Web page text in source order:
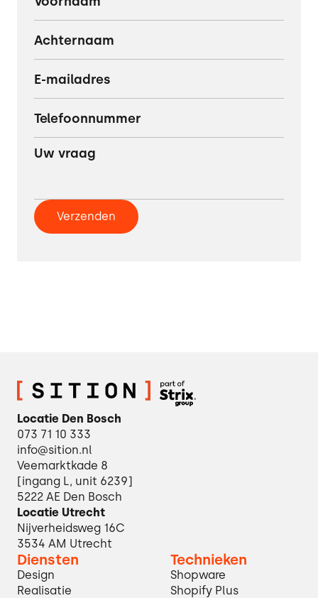
Locatie Den Bosch
073 71 10 333
info@sition.nl
Veemarktkade 8
[ingang L, unit 6239]
5222 AE Den Bosch
Locatie Utrecht
Nijverheidsweg 16C
3534 AM Utrecht
Diensten
Design
Realisatie
Technieken
Shopware
Shopify Plus